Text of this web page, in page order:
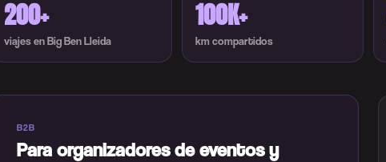
200+
viajes en Big Ben Lleida
100K+
km compartidos
B2B
Para organizadores de eventos y